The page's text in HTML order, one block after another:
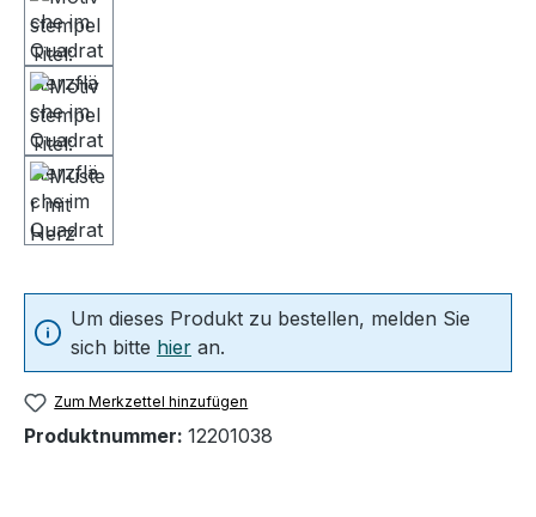
Um dieses Produkt zu bestellen, melden Sie
sich bitte hier an.
Zum Merkzettel hinzufügen
Produktnummer: 12201038